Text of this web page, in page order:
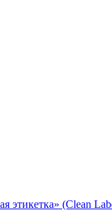
этикетка» (Clean